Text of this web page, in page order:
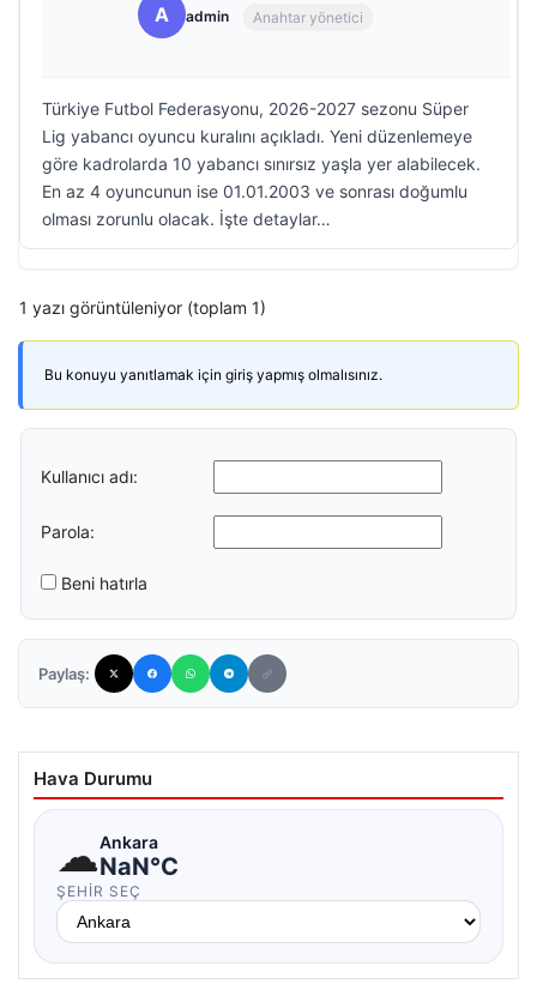
A admin Anahtar yönetici
Türkiye Futbol Federasyonu, 2026-2027 sezonu Süper
Lig yabancı oyuncu kuralını açıkladı. Yeni düzenlemeye
göre kadrolarda 10 yabancı sınırsız yaşla yer alabilecek.
En az 4 oyuncunun ise 01.01.2003 ve sonrası doğumlu
olması zorunlu olacak. İşte detaylar…
1 yazı görüntüleniyor (toplam 1)
Bu konuyu yanıtlamak için giriş yapmış olmalısınız.
Kullanıcı adı:
Parola:
Beni hatırla
Paylaş:
Hava Durumu
☁Ankara
NaN°C
ŞEHIR SEÇ